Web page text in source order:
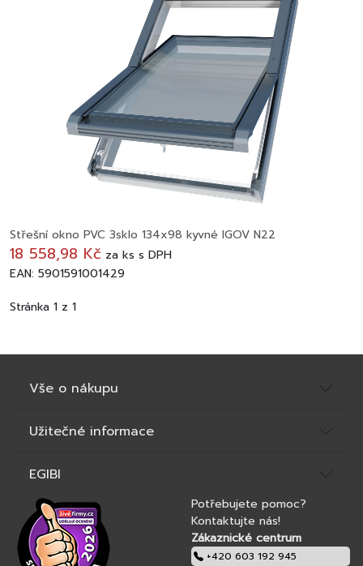
Střešní okno PVC 3sklo 134x98 kyvné IGOV N22
18 558,98 Kč za ks s DPH
EAN: 5901591001429
Stránka 1 z 1
Vše o nákupu
Užitečné informace
EGIBI
Potřebujete pomoc?
Kontaktujte nás!
Zákaznické centrum
+420 603 192 945